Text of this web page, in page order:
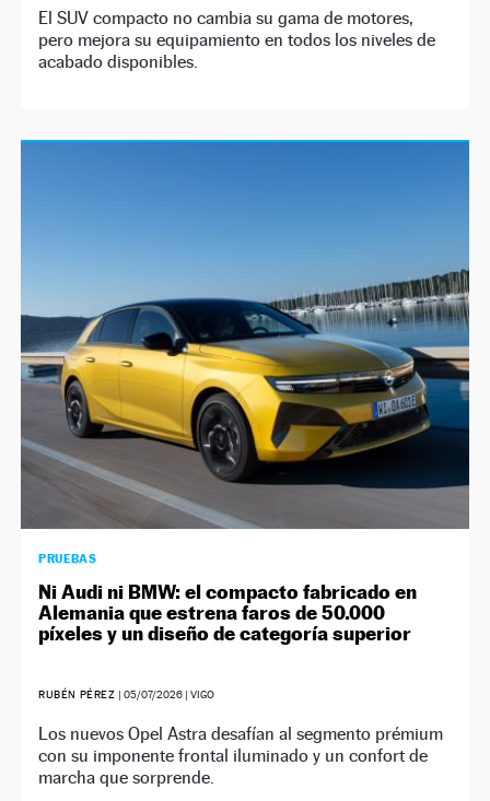
El SUV compacto no cambia su gama de motores,
pero mejora su equipamiento en todos los niveles de
acabado disponibles.
PRUEBAS
Ni Audi ni BMW: el compacto fabricado en
Alemania que estrena faros de 50.000
píxeles y un diseño de categoría superior
RUBÉN PÉREZ |05/07/2026 | VIGO
Los nuevos Opel Astra desafían al segmento prémium
con su imponente frontal iluminado y un confort de
marcha que sorprende.